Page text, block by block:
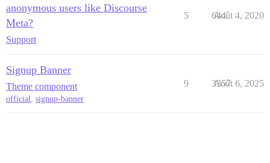
anonymous users like Discourse
Meta?
Support
5 644
Août 4, 2020
Signup Banner
Theme component
official, signup-banner
9 3357
Août 6, 2025